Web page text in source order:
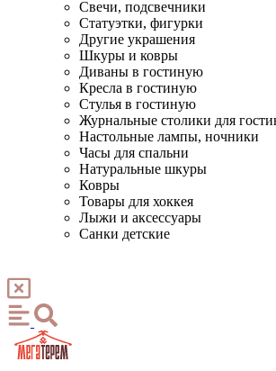
Свечи, подсвечники
Статуэтки, фигурки
Другие украшения
Шкуры и ковры
Диваны в гостиную
Кресла в гостиную
Стулья в гостиную
Журнальные столики для
Настольные лампы, ночники
Часы для спальни
Натуральные шкуры
Ковры
Товары для хоккея
Лыжи и аксессуары
Санки детские